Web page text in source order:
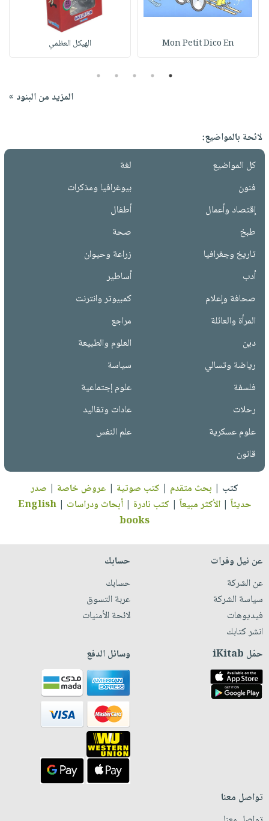
Mon Petit Dico En الهيكل العظمي
1
2
3
4
5
المزيد من البنود »
لائحة بالمواضيع:
كل المواضيع
لغة
فنون
بيوغرافيا ومذكرات
إقتصاد وأعمال
أطفال
طبخ
صحة
تاريخ وجغرافيا
زراعة وحيوان
أدب
أساطير
صحافة وإعلام
كمبيوتر وانترنت
المرأة والعائلة
مراجع
دين
العلوم والطبيعة
رياضة وتسالي
سياسة
فلسفة
علوم إجتماعية
رحلات
عادات وتقاليد
علوم عسكرية
علم النفس
قانون
كتب | بحث متقدم | كتب صوتية | عروض خاصة | صدر
حديثاً |الأكثر مبيعاً | كتب نادرة |أبحاث ودراسات |
English
books
عن نيل وفرات
عن الشركة
سياسة الشركة
فيديوهات
انشر كتابك
حسابك
حسابك
عربة التسوق
لائحة الأمنيات
حمّل iKitab وسائل الدفع
تواصل معنا